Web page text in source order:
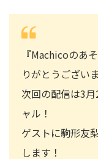
『Machicoのあ
りがとうござい
次回の配信は3
ャル！
ゲストに駒形友
します！